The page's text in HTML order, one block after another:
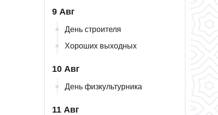
9 Авг
День строителя
Хороших выходных
10 Авг
День физкультурника
11 Авг